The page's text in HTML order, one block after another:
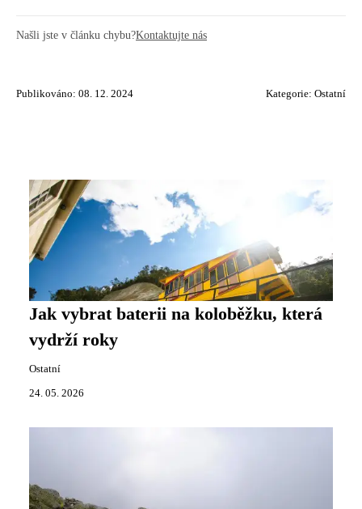
Našli jste v článku chybu?Kontaktujte nás
Publikováno: 08. 12. 2024 Kategorie: Ostatní
Jak vybrat baterii na koloběžku, která
vydrží roky
Ostatní
24. 05. 2026